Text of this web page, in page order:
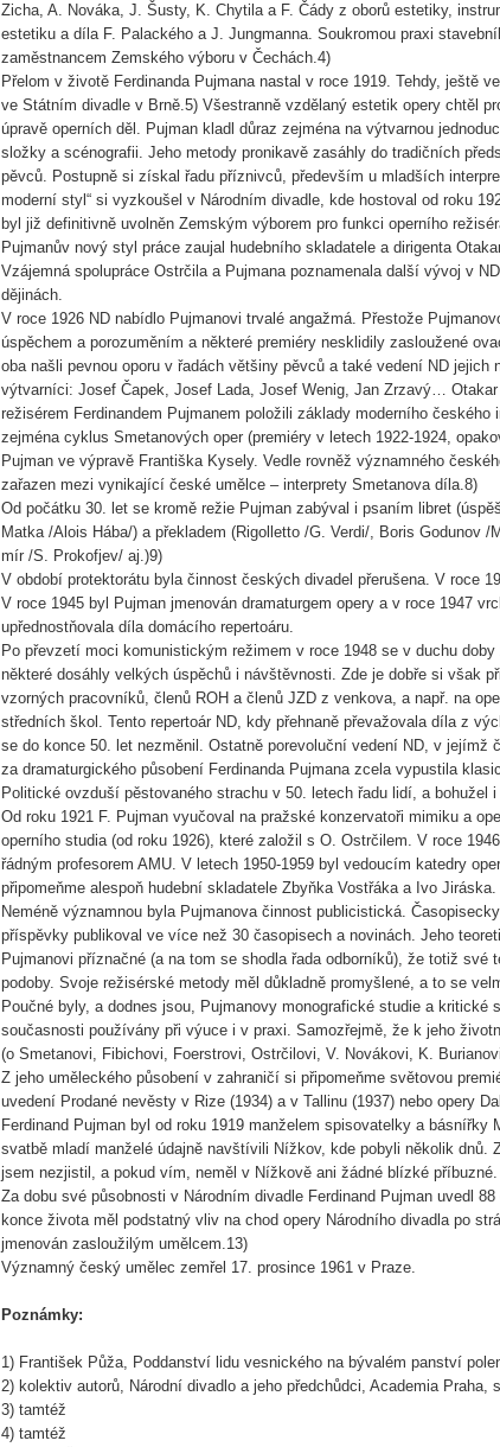
Zicha, A. Nováka, J. Šusty, K. Chytila a F. Čády z oborů estetiky,
estetiku a díla F. Palackého a J. Jungmanna. Soukromou praxi
zaměstnancem Zemského výboru v Čechách.4)
Přelom v životě Ferdinanda Pujmana nastal v roce 1919. Tehdy, ještě
ve Státním divadle v Brně.5) Všestranně vzdělaný estetik opery chtěl
úpravě operních děl. Pujman kladl důraz zejména na výtvarnou
složky a scénografii. Jeho metody pronikavě zasáhly do tradičních
pěvců. Postupně si získal řadu příznivců, především u mladších
moderní styl“ si vyzkoušel v Národním divadle, kde hostoval od roku
byl již definitivně uvolněn Zemským výborem pro funkci operního
Pujmanův nový styl práce zaujal hudebního skladatele a dirigenta
Vzájemná spolupráce Ostrčila a Pujmana poznamenala další vývoj v
dějinách.
V roce 1926 ND nabídlo Pujmanovi trvalé angažmá. Přestože
úspěchem a porozuměním a některé premiéry nesklidily zasloužené
oba našli pevnou oporu v řadách většiny pěvců a také vedení ND
výtvarníci: Josef Čapek, Josef Lada, Josef Wenig, Jan Zrzavý…
režisérem Ferdinandem Pujmanem položili základy moderního
zejména cyklus Smetanových oper (premiéry v letech 1922-1924,
Pujman ve výpravě Františka Kysely. Vedle rovněž významného
zařazen mezi vynikající české umělce – interprety Smetanova díla.8)
Od počátku 30. let se kromě režie Pujman zabýval i psaním libret
Matka /Alois Hába/) a překladem (Rigolletto /G. Verdi/, Boris Godunov
mír /S. Prokofjev/ aj.)9)
V období protektorátu byla činnost českých divadel přerušena. V roce
V roce 1945 byl Pujman jmenován dramaturgem opery a v roce 1947
upřednostňovala díla domácího repertoáru.
Po převzetí moci komunistickým režimem v roce 1948 se v duchu
některé dosáhly velkých úspěchů i návštěvnosti. Zde je dobře si však
vzorných pracovníků, členů ROH a členů JZD z venkova, a např. na
středních škol. Tento repertoár ND, kdy přehnaně převažovala díla z
se do konce 50. let nezměnil. Ostatně porevoluční vedení ND, v jejímž
za dramaturgického působení Ferdinanda Pujmana zcela vypustila
Politické ovzduší pěstovaného strachu v 50. letech řadu lidí, a bohužel
Od roku 1921 F. Pujman vyučoval na pražské konzervatoři mimiku a
operního studia (od roku 1926), které založil s O. Ostrčilem. V roce
řádným profesorem AMU. V letech 1950-1959 byl vedoucím katedry
připomeňme alespoň hudební skladatele Zbyňka Vostřáka a Ivo Jiráska.
Neméně významnou byla Pujmanova činnost publicistická.
příspěvky publikoval ve více než 30 časopisech a novinách. Jeho
Pujmanovi příznačné (a na tom se shodla řada odborníků), že totiž
podoby. Svoje režisérské metody měl důkladně promyšlené, a to se
Poučné byly, a dodnes jsou, Pujmanovy monografické studie a
současnosti používány při výuce i v praxi. Samozřejmě, že k jeho
(o Smetanovi, Fibichovi, Foerstrovi, Ostrčilovi, V. Novákovi, K.
Z jeho uměleckého působení v zahraničí si připomeňme světovou
uvedení Prodané nevěsty v Rize (1934) a v Tallinu (1937) nebo opery
Ferdinand Pujman byl od roku 1919 manželem spisovatelky a básnířky
svatbě mladí manželé údajně navštívili Nížkov, kde pobyli několik dnů.
jsem nezjistil, a pokud vím, neměl v Nížkově ani žádné blízké příbuzné.
Za dobu své působnosti v Národním divadle Ferdinand Pujman uvedl
konce života měl podstatný vliv na chod opery Národního divadla po
jmenován zasloužilým umělcem.13)
Významný český umělec zemřel 17. prosince 1961 v Praze.
Poznámky:
1) František Půža, Poddanství lidu vesnického na bývalém panství
2) kolektiv autorů, Národní divadlo a jeho předchůdci, Academia Praha,
3) tamtéž
4) tamtéž